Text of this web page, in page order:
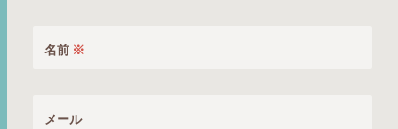
名前 ※
メール